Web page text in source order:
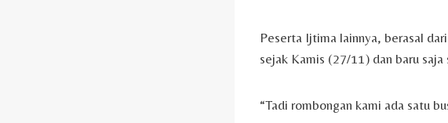
Peserta Ijtima lainnya, berasal
sejak Kamis (27/11) dan baru
“Tadi rombongan kami ada satu